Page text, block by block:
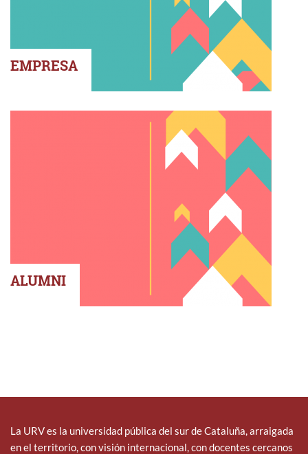
EMPRESA
ALUMNI
La URV es la universidad pública del sur de Cataluña, arraigada
en el territorio, con visión internacional, con docentes cercanos